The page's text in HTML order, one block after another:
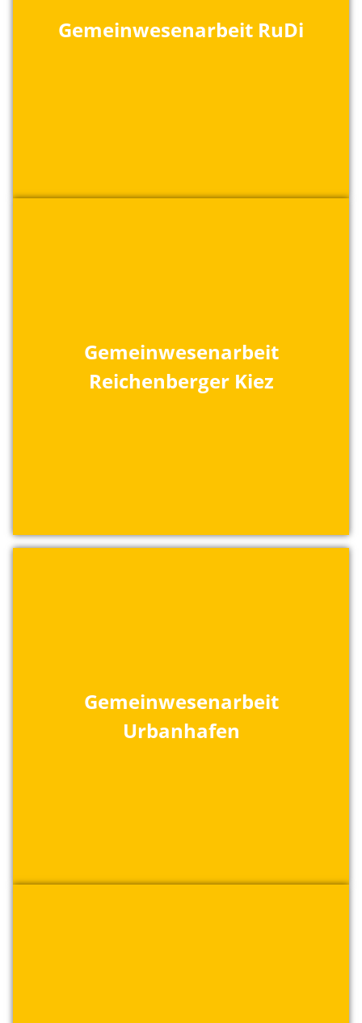
Gemeinwesenarbeit RuDi
Gemeinwesenarbeit
Reichenberger Kiez
Gemeinwesenarbeit
Urbanhafen